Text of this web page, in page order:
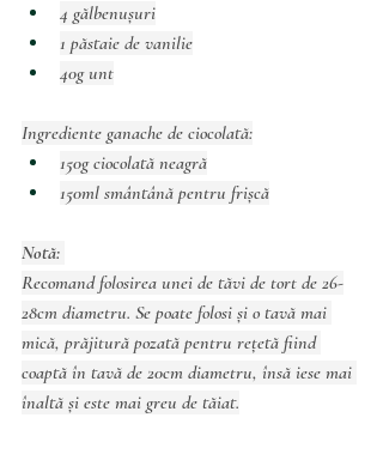
4 gălbenușuri
1 păstaie de vanilie
40g unt
Ingrediente ganache de ciocolată:
150g ciocolată neagră
150ml smântână pentru frișcă
Notă:
Recomand folosirea unei de tăvi de tort de 26-
28cm diametru. Se poate folosi și o tavă mai
mică, prăjitură pozată pentru rețetă fiind
coaptă în tavă de 20cm diametru, însă iese mai
înaltă și este mai greu de tăiat.